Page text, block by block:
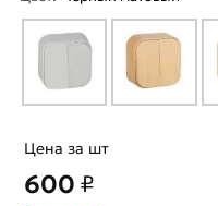
Цена за шт
600 ₽